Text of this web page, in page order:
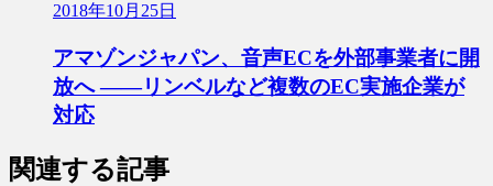
2018年10月25日
アマゾンジャパン、音声ECを外部事業者に開
放へ ――リンベルなど複数のEC実施企業が
対応
関連する記事